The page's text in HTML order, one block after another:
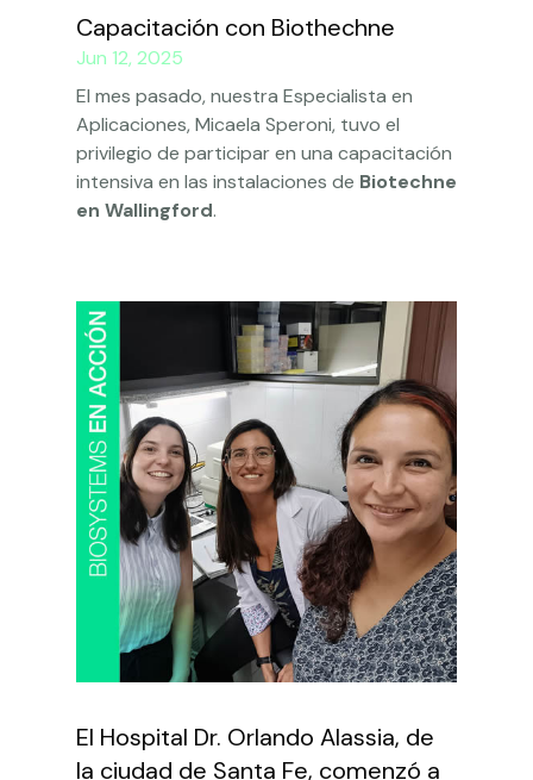
Capacitación con Biothechne
Jun 12, 2025
El mes pasado, nuestra Especialista en
Aplicaciones, Micaela Speroni, tuvo el
privilegio de participar en una capacitación
intensiva en las instalaciones de Biotechne
en Wallingford.
El Hospital Dr. Orlando Alassia, de
la ciudad de Santa Fe, comenzó a